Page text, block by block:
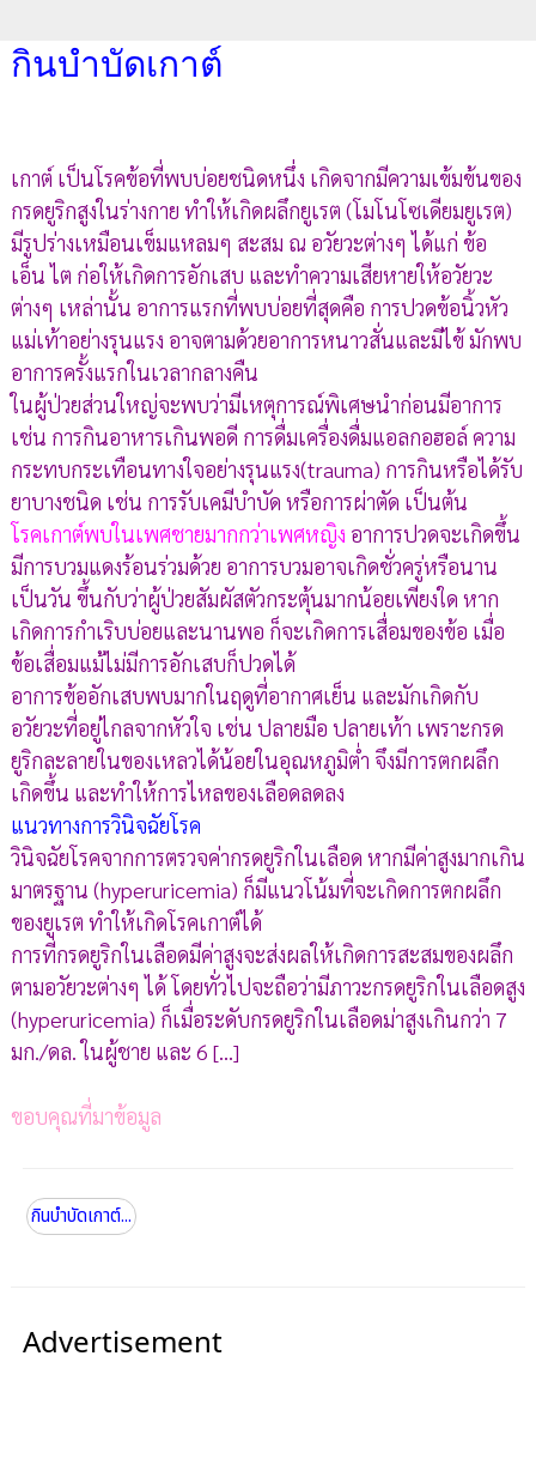
กินบำบัดเกาต์
เกาต์ เป็นโรคข้อที่พบบ่อยชนิดหนึ่ง เกิดจากมีความเข้มข้นของ
กรดยูริกสูงในร่างกาย ทำให้เกิดผลึกยูเรต (โมโนโซเดียมยูเรต)
มีรูปร่างเหมือนเข็มแหลมๆ สะสม ณ อวัยวะต่างๆ ได้แก่ ข้อ
เอ็น ไต ก่อให้เกิดการอักเสบ และทำความเสียหายให้อวัยวะ
ต่างๆ เหล่านั้น อาการแรกที่พบบ่อยที่สุดคือ การปวดข้อนิ้วหัว
แม่เท้าอย่างรุนแรง อาจตามด้วยอาการหนาวสั่นและมีไข้ มักพบ
อาการครั้งแรกในเวลากลางคืน
ในผู้ป่วยส่วนใหญ่จะพบว่ามีเหตุการณ์พิเศษนำก่อนมีอาการ
เช่น การกินอาหารเกินพอดี การดื่มเครื่องดื่มแอลกอฮอล์ ความ
กระทบกระเทือนทางใจอย่างรุนแรง(trauma) การกินหรือได้รับ
ยาบางชนิด เช่น การรับเคมีบำบัด หรือการผ่าตัด เป็นต้น
โรคเกาต์พบในเพศชายมากกว่าเพศหญิง อาการปวดจะเกิดขึ้น
มีการบวมแดงร้อนร่วมด้วย อาการบวมอาจเกิดชั่วครู่หรือนาน
เป็นวัน ขึ้นกับว่าผู้ป่วยสัมผัสตัวกระตุ้นมากน้อยเพียงใด หาก
เกิดการกำเริบบ่อยและนานพอ ก็จะเกิดการเสื่อมของข้อ เมื่อ
ข้อเสื่อมแม้ไม่มีการอักเสบก็ปวดได้
อาการข้ออักเสบพบมากในฤดูที่อากาศเย็น และมักเกิดกับ
อวัยวะที่อยู่ไกลจากหัวใจ เช่น ปลายมือ ปลายเท้า เพราะกรด
ยูริกละลายในของเหลวได้น้อยในอุณหภูมิต่ำ จึงมีการตกผลึก
เกิดขึ้น และทำให้การไหลของเลือดลดลง
แนวทางการวินิจฉัยโรค
วินิจฉัยโรคจากการตรวจค่ากรดยูริกในเลือด หากมีค่าสูงมากเกิน
มาตรฐาน (hyperuricemia) ก็มีแนวโน้มที่จะเกิดการตกผลึก
ของยูเรต ทำให้เกิดโรคเกาต์ได้
การที่กรดยูริกในเลือดมีค่าสูงจะส่งผลให้เกิดการสะสมของผลึก
ตามอวัยวะต่างๆ ได้ โดยทั่วไปจะถือว่ามีภาวะกรดยูริกในเลือดสูง
(hyperuricemia) ก็เมื่อระดับกรดยูริกในเลือดม่าสูงเกินกว่า 7
มก./ดล. ในผู้ชาย และ 6 [...]
ขอบคุณที่มาข้อมูล
กินบำบัดเกาต์...
Advertisement